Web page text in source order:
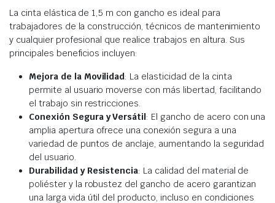
La cinta elástica de 1,5 m con gancho es ideal para
trabajadores de la construcción, técnicos de mantenimiento
y cualquier profesional que realice trabajos en altura. Sus
principales beneficios incluyen:
Mejora de la Movilidad: La elasticidad de la cinta
permite al usuario moverse con más libertad, facilitando
el trabajo sin restricciones.
Conexión Segura y Versátil: El gancho de acero con una
amplia apertura ofrece una conexión segura a una
variedad de puntos de anclaje, aumentando la seguridad
del usuario.
Durabilidad y Resistencia: La calidad del material de
poliéster y la robustez del gancho de acero garantizan
una larga vida útil del producto, incluso en condiciones